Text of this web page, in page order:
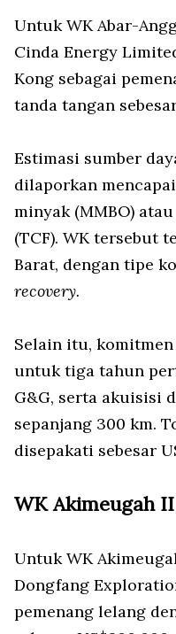
Untuk WK Abar-
Cinda Energy
Kong sebagai
tanda tangan
Estimasi sumber
dilaporkan
minyak (MMBO)
(TCF). WK tersebut
Barat, dengan tipe
recovery.
Selain itu,
untuk tiga tahun
G&G, serta akuisisi
sepanjang 300 km.
disepakati sebesar
WK Akimeugah II
Untuk WK
Dongfang
pemenang lelang